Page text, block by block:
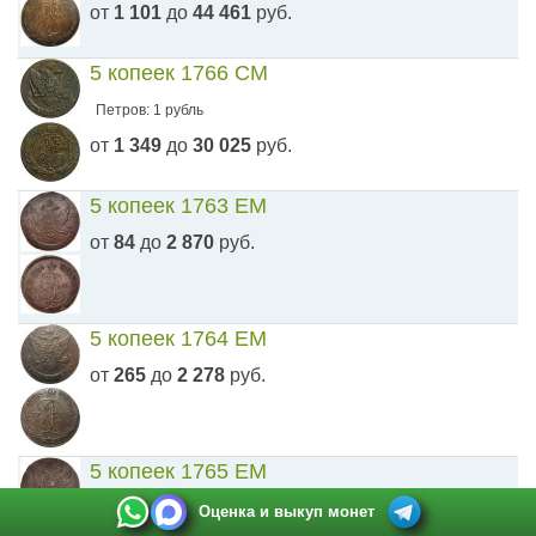
от 1 101 до 44 461 руб.
5 копеек 1766 СМ
Петров: 1 рубль
от 1 349 до 30 025 руб.
5 копеек 1763 ЕМ
от 84 до 2 870 руб.
5 копеек 1764 ЕМ
от 265 до 2 278 руб.
5 копеек 1765 ЕМ
315до1 500руб.
Оценка и выкуп монет